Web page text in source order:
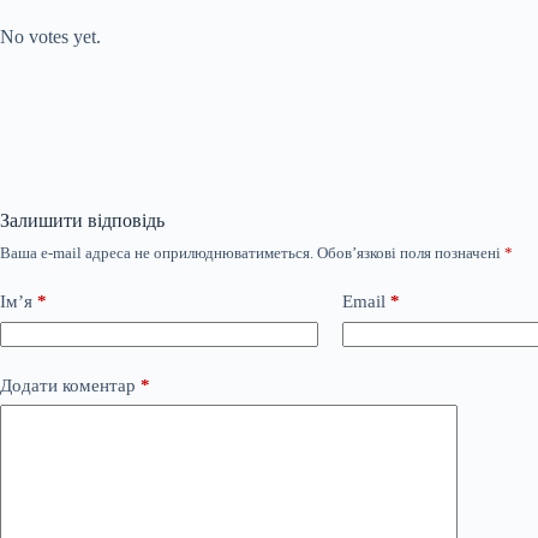
No votes yet.
Залишити відповідь
Ваша e-mail адреса не оприлюднюватиметься. Обов’язкові поля позначені *
Ім’я * Email *
Додати коментар *